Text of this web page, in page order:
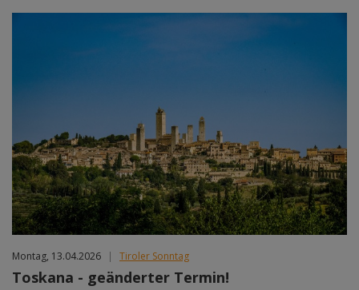
Montag, 13.04.2026 | Tiroler Sonntag
Toskana - geänderter Termin!